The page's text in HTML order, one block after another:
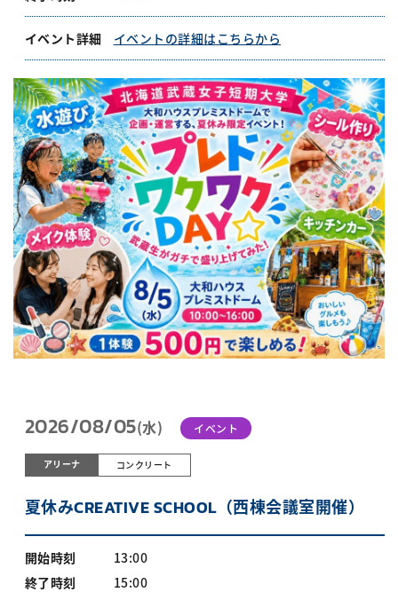
イベント詳細 イベントの詳細はこちらから
2026/08/05(水) イベント
アリーナ コンクリート
夏休みCREATIVE SCHOOL（西棟会議室開催）
開始時刻
13:00
終了時刻
15:00